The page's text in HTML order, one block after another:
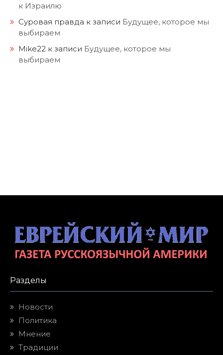
к Израилю
Суровая правда к записи Будущее, которое мы
выбираем
Mike22 к записи Будущее, которое мы
выбираем
Разделы
Новости
Политика
Мнение
Традиции